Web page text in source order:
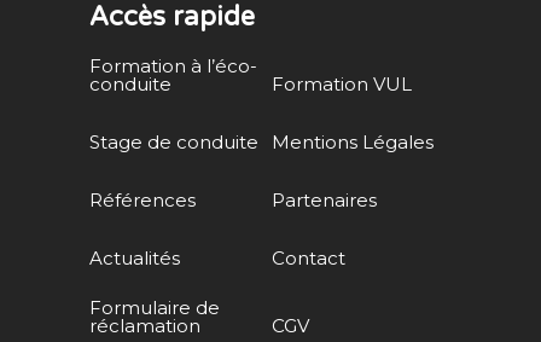
Accès rapide
Formation à l’éco-
conduite Formation VUL
Stage de conduite Mentions Légales
Références Partenaires
Actualités Contact
Formulaire de
réclamation CGV